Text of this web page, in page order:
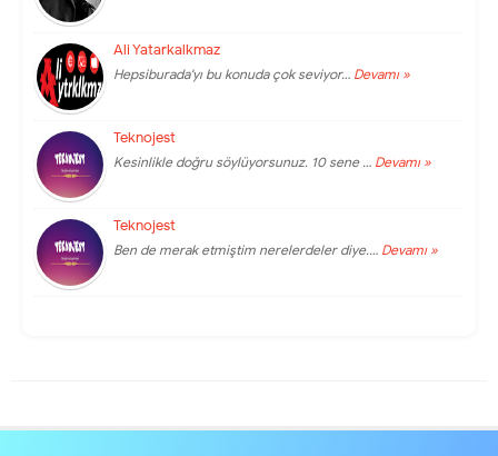
Ali Yatarkalkmaz
Hepsiburada'yı bu konuda çok seviyor… Devamı »
Teknojest
Kesinlikle doğru söylüyorsunuz. 10 sene … Devamı »
Teknojest
Ben de merak etmiştim nerelerdeler diye.… Devamı »